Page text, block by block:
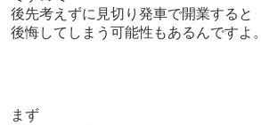
後先考えずに見切り発車で開業すると
後悔してしまう可能性もあるんですよ。
まず